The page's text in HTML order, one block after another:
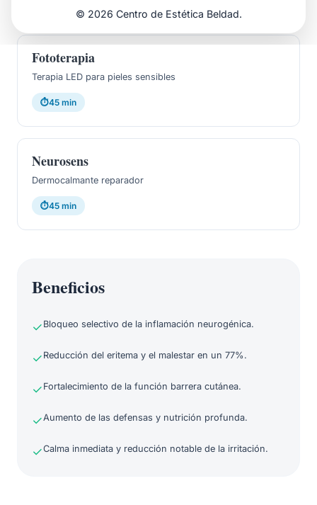
© 2026 Centro de Estética Beldad.
Fototerapia
Terapia LED para pieles sensibles
⏱45 min
Neurosens
Dermocalmante reparador
⏱45 min
Beneficios
Bloqueo selectivo de la inflamación neurogénica.
Reducción del eritema y el malestar en un 77%.
Fortalecimiento de la función barrera cutánea.
Aumento de las defensas y nutrición profunda.
Calma inmediata y reducción notable de la irritación.